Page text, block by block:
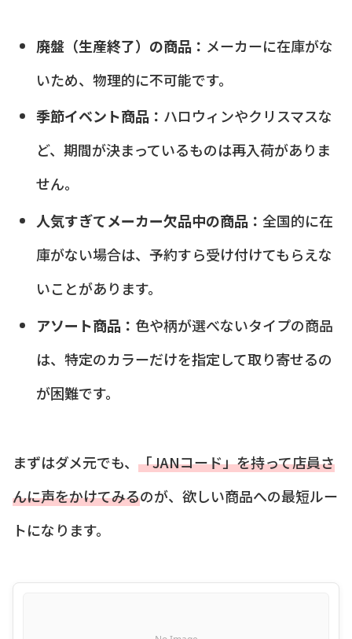
廃盤（生産終了）の商品： メーカーに在庫がな
いため、物理的に不可能です。
季節イベント商品： ハロウィンやクリスマスな
ど、期間が決まっているものは再入荷がありま
せん。
人気すぎてメーカー欠品中の商品： 全国的に在
庫がない場合は、予約すら受け付けてもらえな
いことがあります。
アソート商品： 色や柄が選べないタイプの商品
は、特定のカラーだけを指定して取り寄せるの
が困難です。
まずはダメ元でも、 「JANコード」を持って店員さ
んに声をかけてみるのが、欲しい商品への最短ルー
トになります。